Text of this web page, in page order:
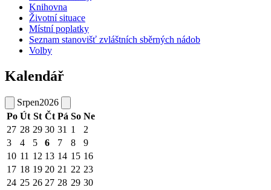
Knihovna
Životní situace
Místní poplatky
Seznam stanovišť zvláštních sběrných nádob
Volby
Kalendář
Srpen2026
Po Út St Čt Pá So Ne
27 28 29 30 31 1
2
3
4 5 6 7 8
9
10 11 12 13 14 15 16
17 18 19 20 21 22 23
24 25 26 27 28 29 30